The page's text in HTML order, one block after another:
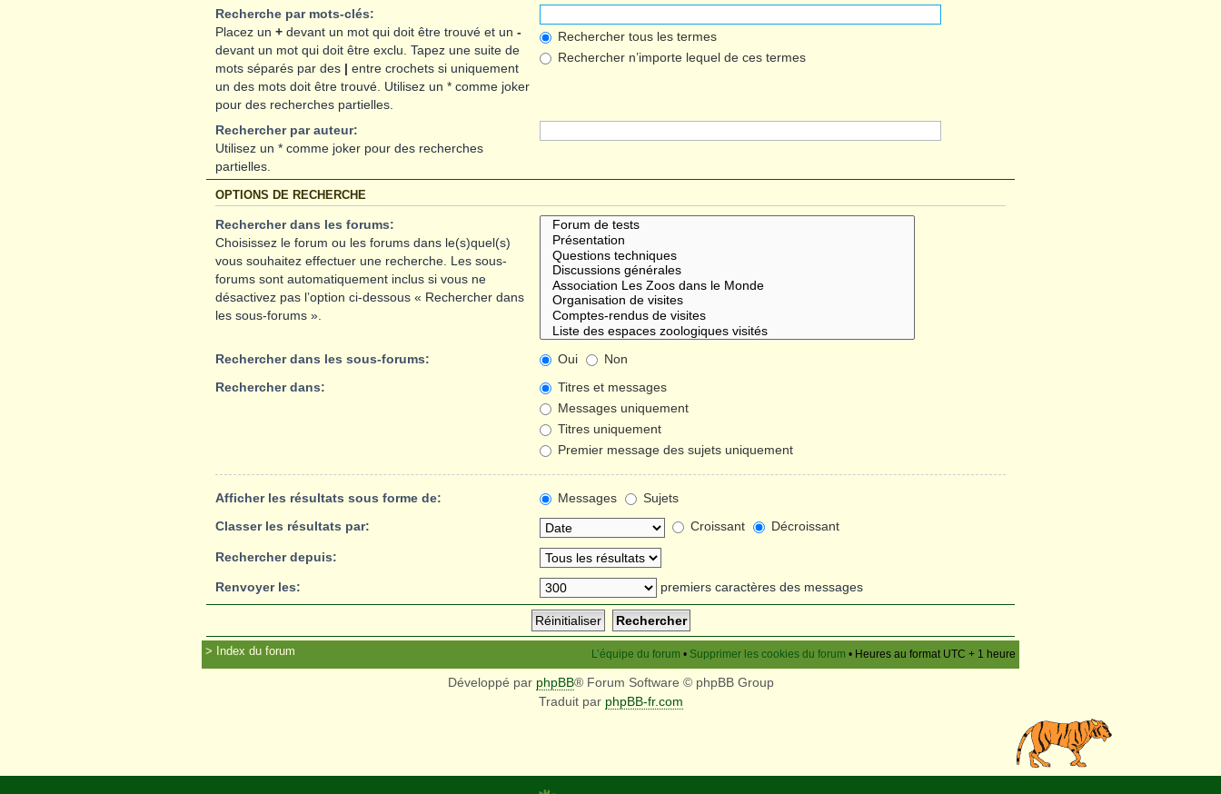
Recherche par mots-clés:
Placez un + devant un mot qui doit être trouvé et un -
devant un mot qui doit être exclu. Tapez une suite de
mots séparés par des | entre crochets si uniquement
un des mots doit être trouvé. Utilisez un * comme joker
pour des recherches partielles.
Rechercher tous les termes
Rechercher n’importe lequel de ces termes
Rechercher par auteur:
Utilisez un * comme joker pour des recherches
partielles.
OPTIONS DE RECHERCHE
Rechercher dans les forums:
Choisissez le forum ou les forums dans le(s)quel(s)
vous souhaitez effectuer une recherche. Les sous-
forums sont automatiquement inclus si vous ne
désactivez pas l’option ci-dessous « Rechercher dans
les sous-forums ».
Rechercher dans les sous-forums: Oui
Non
Rechercher dans:
Titres et messages
Messages uniquement
Titres uniquement
Premier message des sujets uniquement
Afficher les résultats sous forme de: Messages
Sujets
Classer les résultats par:
Croissant Décroissant
Rechercher depuis:
Renvoyer les: premiers caractères des messages
Index du forum L’équipe du forum • Supprimer les cookies du forum • Heures au format UTC + 1 heure
Développé par phpBB® Forum Software © phpBB Group
Traduit par phpBB-fr.com